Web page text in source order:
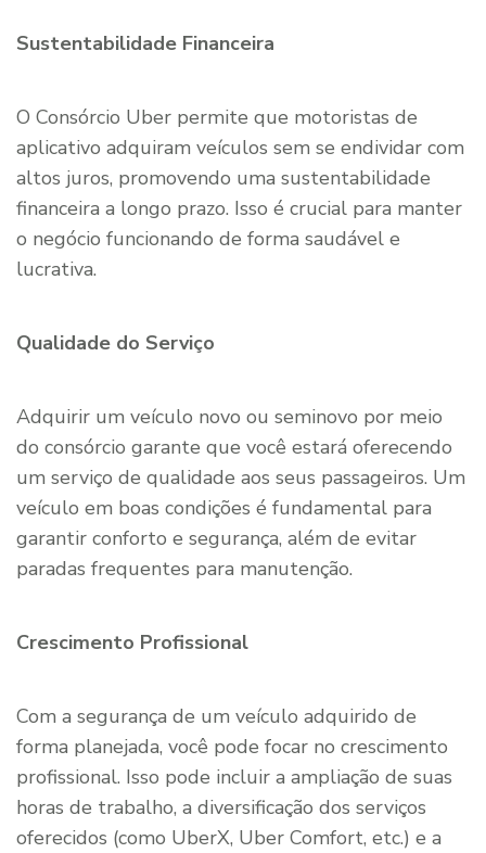
Sustentabilidade Financeira
O Consórcio Uber permite que motoristas de
aplicativo adquiram veículos sem se endividar com
altos juros, promovendo uma sustentabilidade
financeira a longo prazo. Isso é crucial para manter
o negócio funcionando de forma saudável e
lucrativa.
Qualidade do Serviço
Adquirir um veículo novo ou seminovo por meio
do consórcio garante que você estará oferecendo
um serviço de qualidade aos seus passageiros. Um
veículo em boas condições é fundamental para
garantir conforto e segurança, além de evitar
paradas frequentes para manutenção.
Crescimento Profissional
Com a segurança de um veículo adquirido de
forma planejada, você pode focar no crescimento
profissional. Isso pode incluir a ampliação de suas
horas de trabalho, a diversificação dos serviços
oferecidos (como UberX, Uber Comfort, etc.) e a